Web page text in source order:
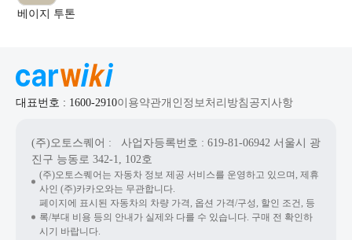
베이지 투톤
대표번호 : 1600-2910이용약관개인정보처리방침 공지사항
(주)오토스퀘어 : 사업자등록번호 : 619-81-06942 서울시 광
진구 능동로 342-1, 102호
(주)오토스퀘어는 자동차 정보 제공 서비스를 운영하고 있으며, 제휴
사인 (주)카카오와는 무관합니다.
페이지에 표시된 자동차의 차량 가격, 옵션 가격/구성, 할인 조건, 등
록/부대 비용 등의 안내가 실제와 다를 수 있습니다. 구매 전 확인하
시기 바랍니다.